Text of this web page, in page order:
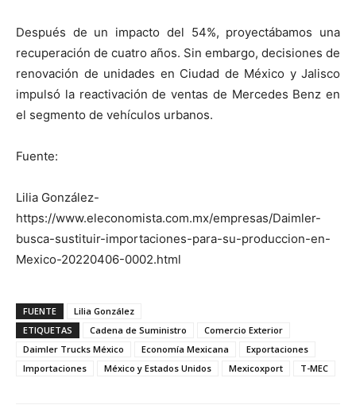
Después de un impacto del 54%, proyectábamos una
recuperación de cuatro años. Sin embargo, decisiones de
renovación de unidades en Ciudad de México y Jalisco
impulsó la reactivación de ventas de Mercedes Benz en
el segmento de vehículos urbanos.
Fuente:
Lilia González-
https://www.eleconomista.com.mx/empresas/Daimler-
busca-sustituir-importaciones-para-su-produccion-en-
Mexico-20220406-0002.html
FUENTE
Lilia González
ETIQUETAS
Cadena de Suministro
Comercio Exterior
Daimler Trucks México
Economía Mexicana
Exportaciones
Importaciones
México y Estados Unidos Mexicoxport T-MEC